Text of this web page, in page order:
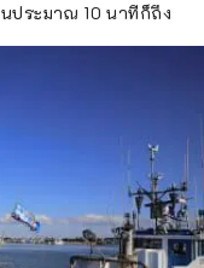
ประมาณ 10 นาทีก็ถึง